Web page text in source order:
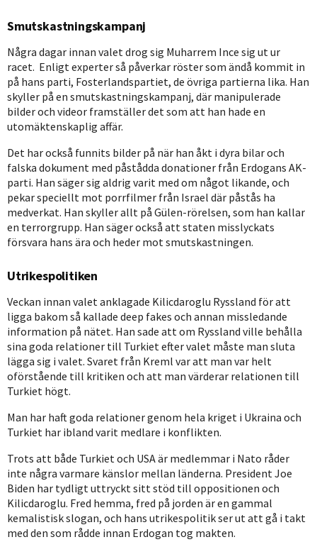
Smutskastningskampanj
Några dagar innan valet drog sig Muharrem Ince sig ut ur
racet. Enligt experter så påverkar röster som ändå kommit in
på hans parti, Fosterlandspartiet, de övriga partierna lika. Han
skyller på en smutskastningskampanj, där manipulerade
bilder och videor framställer det som att han hade en
utomäktenskaplig affär.
Det har också funnits bilder på när han åkt i dyra bilar och
falska dokument med påstådda donationer från Erdogans AK-
parti. Han säger sig aldrig varit med om något likande, och
pekar speciellt mot porrfilmer från Israel där påstås ha
medverkat. Han skyller allt på Gülen-rörelsen, som han kallar
en terrorgrupp. Han säger också att staten misslyckats
försvara hans ära och heder mot smutskastningen.
Utrikespolitiken
Veckan innan valet anklagade Kilicdaroglu Ryssland för att
ligga bakom så kallade deep fakes och annan missledande
information på nätet. Han sade att om Ryssland ville behålla
sina goda relationer till Turkiet efter valet måste man sluta
lägga sig i valet. Svaret från Kreml var att man var helt
oförstående till kritiken och att man värderar relationen till
Turkiet högt.
Man har haft goda relationer genom hela kriget i Ukraina och
Turkiet har ibland varit medlare i konflikten.
Trots att både Turkiet och USA är medlemmar i Nato råder
inte några varmare känslor mellan länderna. President Joe
Biden har tydligt uttryckt sitt stöd till oppositionen och
Kilicdaroglu. Fred hemma, fred på jorden är en gammal
kemalistisk slogan, och hans utrikespolitik ser ut att gå i takt
med den som rådde innan Erdogan tog makten.